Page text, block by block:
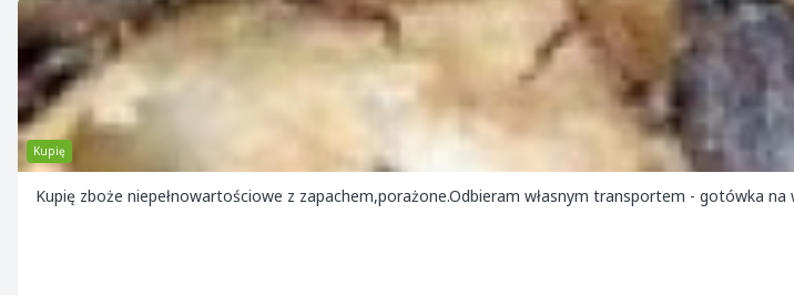
Kupię
Kupię zboże niepełnowartościowe z zapachem,porażone.Odbieram własnym transportem - gotówka na